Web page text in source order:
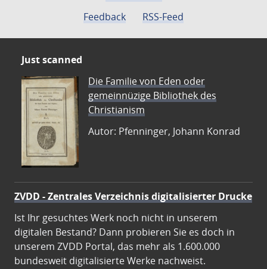
Feedback
RSS-Feed
Just scanned
Die Familie von Eden oder
gemeinnüzige Bibliothek des
Christianism
Autor: Pfenninger, Johann Konrad
ZVDD - Zentrales Verzeichnis digitalisierter Drucke
Ist Ihr gesuchtes Werk noch nicht in unserem
digitalen Bestand? Dann probieren Sie es doch in
unserem ZVDD Portal, das mehr als 1.600.000
bundesweit digitalisierte Werke nachweist.